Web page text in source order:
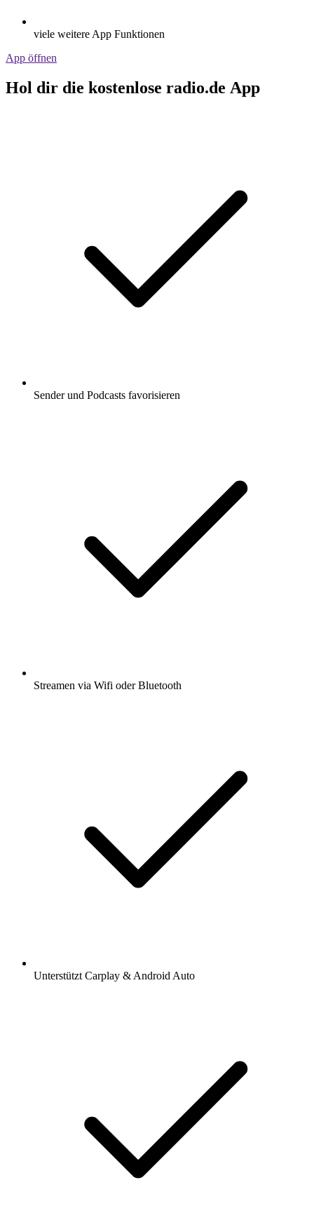
viele weitere App Funktionen
App öffnen
Hol dir die kostenlose radio.de App
Sender und Podcasts favorisieren
Streamen via Wifi oder Bluetooth
Unterstützt Carplay & Android Auto